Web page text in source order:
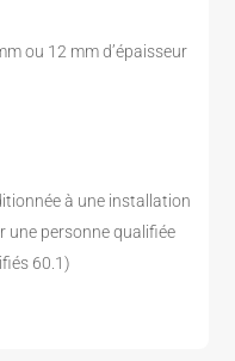
ou 12 mm d’épaisseur
à une installation
une personne qualifiée
60.1)